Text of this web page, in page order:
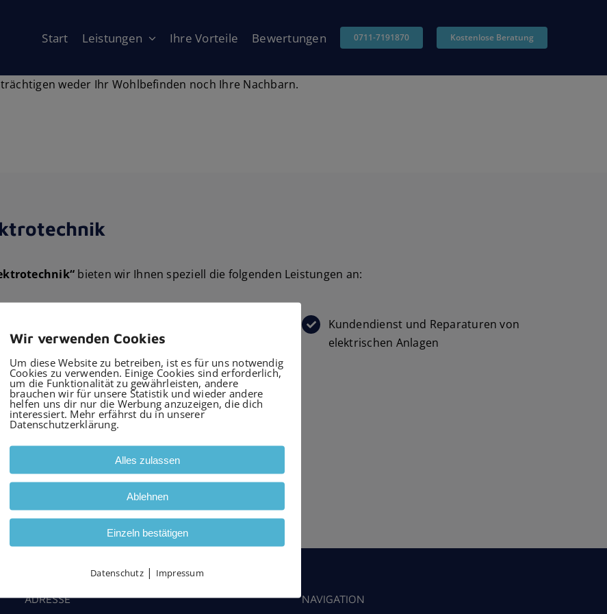
Start Leistungen Ihre Vorteile Bewertungen 0711-7191870 Kostenlose Beratung
weder Ihr Wohlbefinden noch Ihre Nachbarn.
bieten wir Ihnen speziell die folgenden Leistungen an:
Kundendienst und Reparaturen von
elektrischen Anlagen
GmbH Haustechnikgewohnt waren.
ADRESSE NAVIGATION
Wir verwenden Cookies
Um diese Website zu betreiben, ist es für uns notwendig
Cookies zu verwenden. Einige Cookies sind erforderlich,
um die Funktionalität zu gewährleisten, andere
brauchen wir für unsere Statistik und wieder andere
helfen uns dir nur die Werbung anzuzeigen, die dich
interessiert. Mehr erfährst du in unserer
Datenschutzerklärung.
Alles zulassen
Ablehnen
Einzeln bestätigen
Datenschutz| Impressum